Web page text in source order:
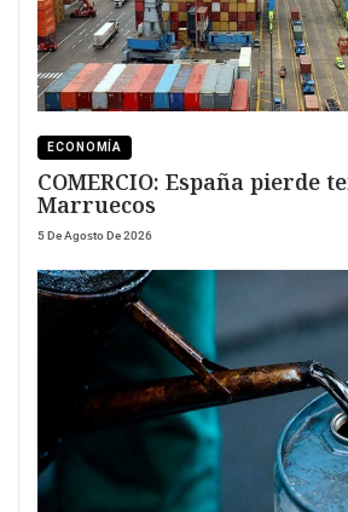
ECONOMÍA
COMERCIO: España pierde
Marruecos
5 De Agosto De 2026